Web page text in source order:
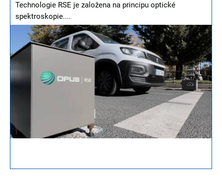
Technologie RSE je založena na principu optické
spektroskopie....